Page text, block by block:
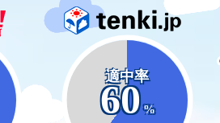
適中率
60
%